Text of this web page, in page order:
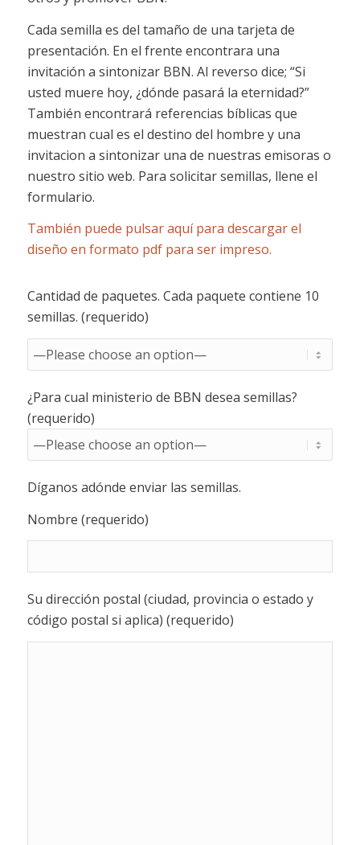
Cada semilla es del tamaño de una tarjeta de
presentación. En el frente encontrara una
invitación a sintonizar BBN. Al reverso dice; “Si
usted muere hoy, ¿dónde pasará la eternidad?”
También encontrará referencias bíblicas que
muestran cual es el destino del hombre y una
invitacion a sintonizar una de nuestras emisoras o
nuestro sitio web. Para solicitar semillas, llene el
formulario.
También puede pulsar aquí para descargar el
diseño en formato pdf para ser impreso.
Cantidad de paquetes. Cada paquete contiene 10
semillas. (requerido)
¿Para cual ministerio de BBN desea semillas?
(requerido)
Díganos adónde enviar las semillas.
Nombre (requerido)
Su dirección postal (ciudad, provincia o estado y
código postal si aplica) (requerido)